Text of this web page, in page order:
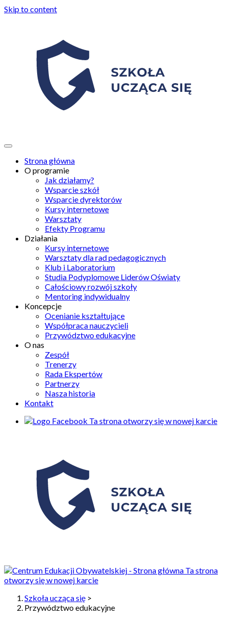
Skip to content
Strona główna
O programie
Jak działamy?
Wsparcie szkół
Wsparcie dyrektorów
Kursy internetowe
Warsztaty
Efekty Programu
Działania
Kursy internetowe
Warsztaty dla rad pedagogicznych
Klub i Laboratorium
Studia Podyplomowe Liderów Oświaty
Całościowy rozwój szkoły
Mentoring indywidualny
Koncepcje
Ocenianie kształtujące
Współpraca nauczycieli
Przywództwo edukacyjne
O nas
Zespół
Trenerzy
Rada Ekspertów
Partnerzy
Nasza historia
Kontakt
Ta strona otworzy się w nowej karcie
Ta strona
otworzy się w nowej karcie
Szkoła ucząca się >
Przywództwo edukacyjne